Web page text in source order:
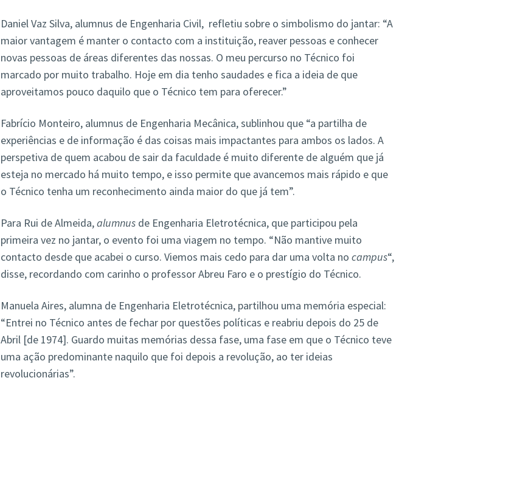
Daniel Vaz Silva, alumnus de Engenharia Civil, refletiu sobre o simbolismo do jantar: “A
maior vantagem é manter o contacto com a instituição, reaver pessoas e conhecer
novas pessoas de áreas diferentes das nossas. O meu percurso no Técnico foi
marcado por muito trabalho. Hoje em dia tenho saudades e fica a ideia de que
aproveitamos pouco daquilo que o Técnico tem para oferecer.”
Fabrício Monteiro, alumnus de Engenharia Mecânica, sublinhou que “a partilha de
experiências e de informação é das coisas mais impactantes para ambos os lados. A
perspetiva de quem acabou de sair da faculdade é muito diferente de alguém que já
esteja no mercado há muito tempo, e isso permite que avancemos mais rápido e que
o Técnico tenha um reconhecimento ainda maior do que já tem”.
Para Rui de Almeida,alumnusde Engenharia Eletrotécnica, que participou pela
primeira vez no jantar, o evento foi uma viagem no tempo. “Não mantive muito
contacto desde que acabei o curso. Viemos mais cedo para dar uma volta no campus“,
disse, recordando com carinho o professor Abreu Faro e o prestígio do Técnico.
Manuela Aires, alumna de Engenharia Eletrotécnica, partilhou uma memória especial:
“Entrei no Técnico antes de fechar por questões políticas e reabriu depois do 25 de
Abril [de 1974]. Guardo muitas memórias dessa fase, uma fase em que o Técnico teve
uma ação predominante naquilo que foi depois a revolução, ao ter ideias
revolucionárias”.